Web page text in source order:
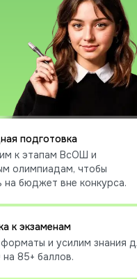
подготовка
к этапам ВсОШ и
олимпиадам, чтобы
на бюджет вне конкурса.
к экзаменам
и усилим знания
85+ баллов.